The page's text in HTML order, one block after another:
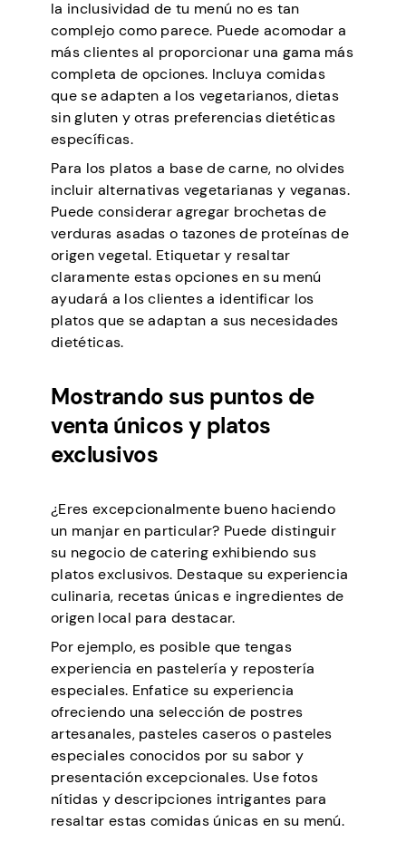
la inclusividad de tu menú no es tan
complejo como parece. Puede acomodar a
más clientes al proporcionar una gama más
completa de opciones. Incluya comidas
que se adapten a los vegetarianos, dietas
sin gluten y otras preferencias dietéticas
específicas.
Para los platos a base de carne, no olvides
incluir alternativas vegetarianas y veganas.
Puede considerar agregar brochetas de
verduras asadas o tazones de proteínas de
origen vegetal. Etiquetar y resaltar
claramente estas opciones en su menú
ayudará a los clientes a identificar los
platos que se adaptan a sus necesidades
dietéticas.
Mostrando sus puntos de
venta únicos y platos
exclusivos
¿Eres excepcionalmente bueno haciendo
un manjar en particular? Puede distinguir
su negocio de catering exhibiendo sus
platos exclusivos. Destaque su experiencia
culinaria, recetas únicas e ingredientes de
origen local para destacar.
Por ejemplo, es posible que tengas
experiencia en pastelería y repostería
especiales. Enfatice su experiencia
ofreciendo una selección de postres
artesanales, pasteles caseros o pasteles
especiales conocidos por su sabor y
presentación excepcionales. Use fotos
nítidas y descripciones intrigantes para
resaltar estas comidas únicas en su menú.